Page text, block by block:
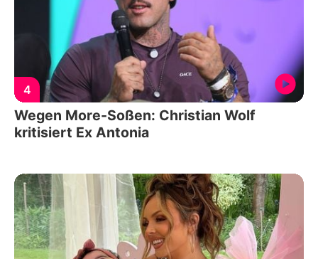
4
Wegen More-Soßen: Christian Wolf
kritisiert Ex Antonia